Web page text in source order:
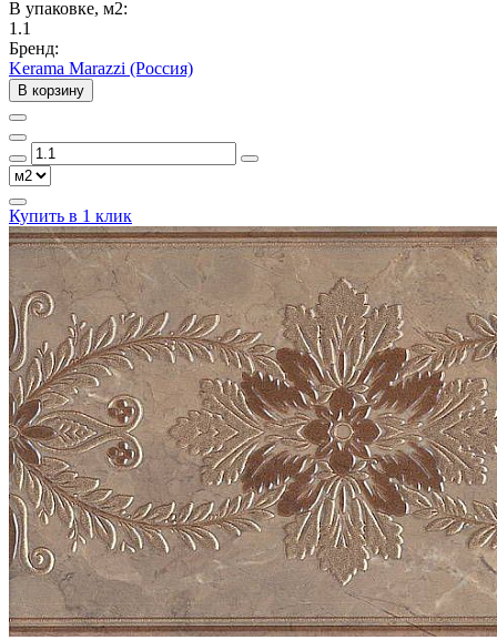
В упаковке, м2:
1.1
Бренд:
Kerama Marazzi (Россия)
В корзину
Купить в 1 клик